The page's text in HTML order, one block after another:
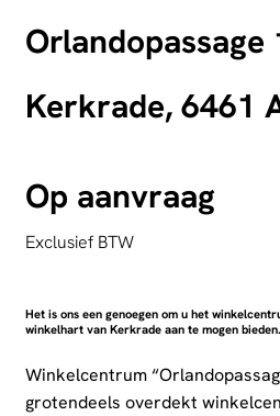
Orlandopassage
Kerkrade, 6461
Op aanvraag
Exclusief BTW
Het is ons een genoegen om u het
winkelhart van Kerkrade aan te mogen bieden.
Winkelcentrum
grotendeels overdekt